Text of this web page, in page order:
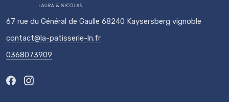
67 rue du Général de Gaulle 68240 Kaysersberg vignoble
contact@la-patisserie-ln.fr
0368073909